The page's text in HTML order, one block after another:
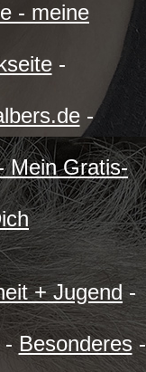
- meine
-
-
Mein Gratis-
+ Jugend-
Besonderes-